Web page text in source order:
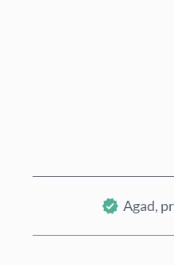
Agad,